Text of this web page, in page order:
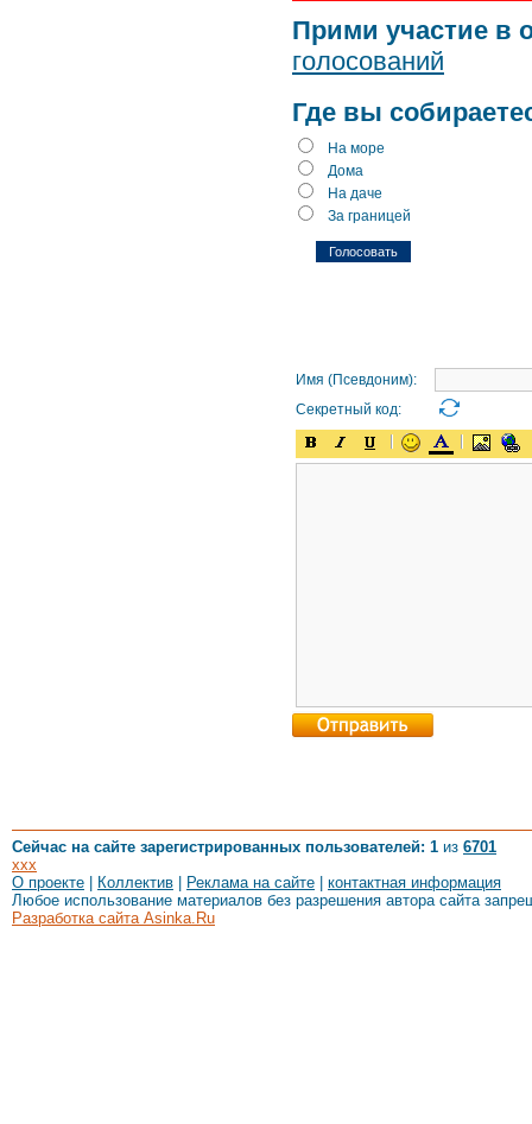
Прими участие в
голосований
Где вы
На море
Дома
На даче
За границей
Имя (Псевдоним):
Секретный код:
Сейчас на сайте зарегистрированных пользователей: 1 из 6701
xxx
О проекте
Коллектив Реклама на сайте
контактная информация
Любое использование материалов без разрешения автора сайта
Разработка сайта Asinka.Ru